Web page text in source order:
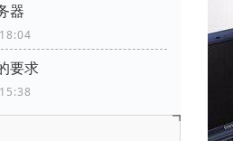
器
要求